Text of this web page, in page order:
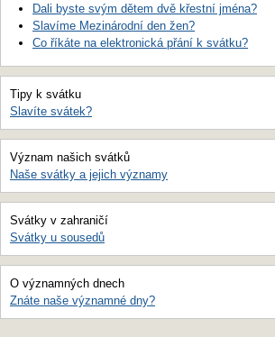
Dali byste svým dětem dvě křestní jména?
Slavíme Mezinárodní den žen?
Co říkáte na elektronická přání k svátku?
Tipy k svátku
Slavíte svátek?
Význam našich svátků
Naše svátky a jejich významy
Svátky v zahraničí
Svátky u sousedů
O významných dnech
Znáte naše významné dny?